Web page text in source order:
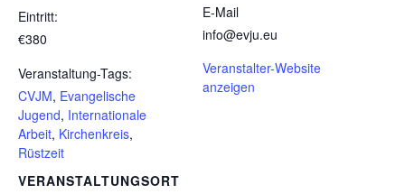
Eintritt:
€380
Veranstaltung-Tags:
CVJM, Evangelische
Jugend, Internationale
Arbeit, Kirchenkreis,
Rüstzeit
VERANSTALTUNGSORT
E-Mail
info@evju.eu
Veranstalter-Website
anzeigen